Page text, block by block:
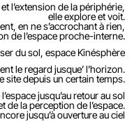
l’extension de la périphérie,
elle explore et voit.
en ne s’accrochant à rien,
de l’espace proche-interne.
du sol, espace Kinésphère
le regard jusque’ l’horizon.
site depuis un certain temps.
jusqu’au retour au sol
de la perception de l’espace.
jusqu’à ouverture au ciel